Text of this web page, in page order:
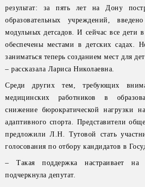
результат: за пять лет на Дону
образовательных учреждений,
модульных детсадов. И сейчас все дети
обеспечены местами в детских садах.
заниматься теперь созданием мест для
– рассказала Лариса Николаевна.
Среди других тем, требующих
медицинских работников в
снижение бюрократической нагрузки
адаптивного спорта. Представители
предложили Л.Н. Тутовой стать
голосования по отбору кандидатов в
– Такая поддержка настраивает на
подчеркнула депутат.